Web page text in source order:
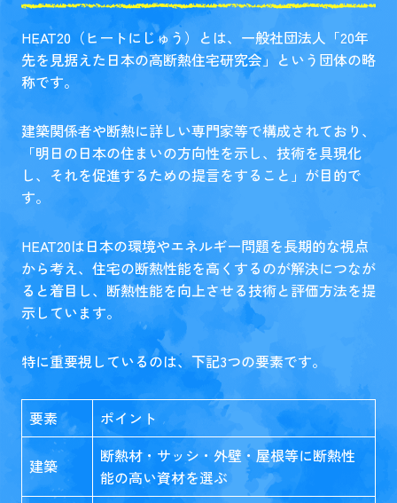
HEAT20（ヒートにじゅう）とは、一般社団法人「20年
先を見据えた日本の高断熱住宅研究会」という団体の略
称です。
建築関係者や断熱に詳しい専門家等で構成されており、
「明日の日本の住まいの方向性を示し、技術を具現化
し、それを促進するための提言をすること」が目的で
す。
HEAT20は日本の環境やエネルギー問題を長期的な視点
から考え、住宅の断熱性能を高くするのが解決につなが
ると着目し、断熱性能を向上させる技術と評価方法を提
示しています。
特に重要視しているのは、下記3つの要素です。
要素 ポイント
建築
断熱材・サッシ・外壁・屋根等に断熱性
能の高い資材を選ぶ